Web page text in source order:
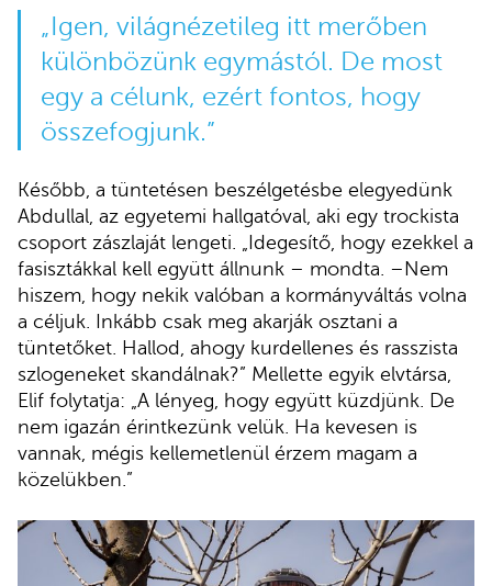
„Igen, világnézetileg itt merőben
különbözünk egymástól. De most
egy a célunk, ezért fontos, hogy
összefogjunk.”
Később, a tüntetésen beszélgetésbe elegyedünk
Abdullal, az egyetemi hallgatóval, aki egy trockista
csoport zászlaját lengeti. „Idegesítő, hogy ezekkel a
fasisztákkal kell együtt állnunk – mondta. –Nem
hiszem, hogy nekik valóban a kormányváltás volna
a céljuk. Inkább csak meg akarják osztani a
tüntetőket. Hallod, ahogy kurdellenes és rasszista
szlogeneket skandálnak?” Mellette egyik elvtársa,
Elif folytatja: „A lényeg, hogy együtt küzdjünk. De
nem igazán érintkezünk velük. Ha kevesen is
vannak, mégis kellemetlenül érzem magam a
közelükben.”